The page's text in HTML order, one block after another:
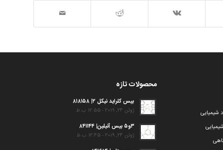
شیمیایی
محصولات تازه
بیس کلراید نیکل ۲| ۸۱۸۱۵۸
ژوئن 24, 2019 - 12:55 ب.ظ
۳و۵ بیس آنیلین| ۸۴۱۱۴۴
ژوئن 24, 2019 - 12:45 ب.ظ